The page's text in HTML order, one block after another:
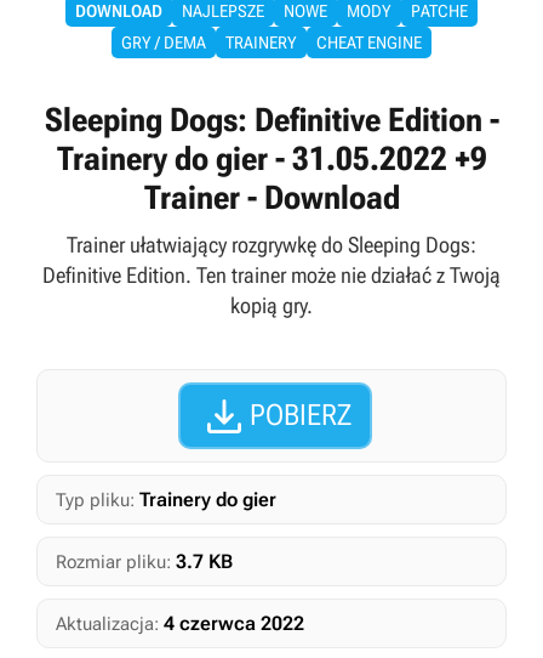
DOWNLOAD NAJLEPSZE NOWE MODY
PATCHE
GRY / DEMA
TRAINERY CHEAT ENGINE
Sleeping Dogs: Definitive Edition -
Trainery do gier - 31.05.2022 +9
Trainer - Download
Trainer ułatwiający rozgrywkę do Sleeping Dogs:
Definitive Edition. Ten trainer może nie działać z Twoją
kopią gry.
 POBIERZ
Typ pliku: Trainery do gier
Rozmiar pliku: 3.7 KB
Aktualizacja: 4 czerwca 2022